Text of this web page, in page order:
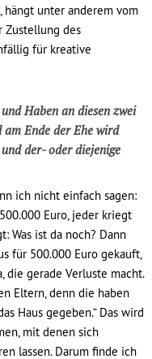
unter anderem vom
Zustellung des
für kreative
Haben an diesen zwei
am Ende der Ehe wird
der- oder diejenige
ich nicht einfach sagen:
Euro, jeder kriegt
Was ist da noch? Dann
für 500.000 Euro gekauft,
die gerade Verluste macht.
Eltern, denn die haben
Haus gegeben.“ Das wird
mit denen sich
lassen. Darum finde ich